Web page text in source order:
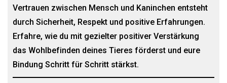
Vertrauen zwischen Mensch und Kaninchen entsteht
durch Sicherheit, Respekt und positive Erfahrungen.
Erfahre, wie du mit gezielter positiver Verstärkung
das Wohlbefinden deines Tieres förderst und eure
Bindung Schritt für Schritt stärkst.